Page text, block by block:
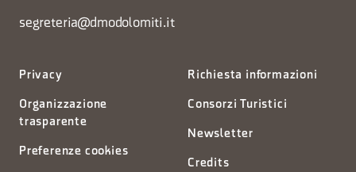
segreteria@dmodolomiti.it
Privacy
Organizzazione
trasparente
Preferenze cookies
Richiesta informazioni
Consorzi Turistici
Newsletter
Credits